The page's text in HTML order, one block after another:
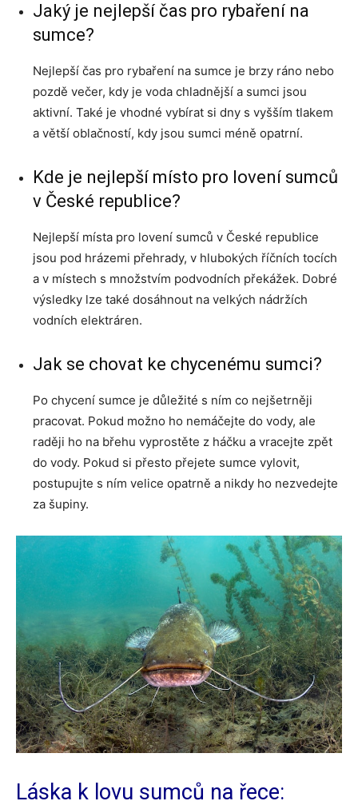
Jaký je nejlepší čas pro rybaření na
sumce?
Nejlepší čas pro rybaření na sumce je brzy ráno nebo
pozdě večer, kdy je voda chladnější a sumci jsou
aktivní. Také je vhodné vybírat si dny s vyšším tlakem
a větší oblačností, kdy jsou sumci méně opatrní.
Kde je nejlepší místo pro lovení sumců
v České republice?
Nejlepší místa pro lovení sumců v České republice
jsou pod hrázemi přehrady, v hlubokých říčních tocích
a v místech s množstvím podvodních překážek. Dobré
výsledky lze také dosáhnout na velkých nádržích
vodních elektráren.
Jak se chovat ke chycenému sumci?
Po chycení sumce je důležité s ním co nejšetrněji
pracovat. Pokud možno ho nemáčejte do vody, ale
raději ho na břehu vyprostěte z háčku a vracejte zpět
do vody. Pokud si přesto přejete sumce vylovit,
postupujte s ním velice opatrně a nikdy ho nezvedejte
za šupiny.
Láska k lovu sumců na řece: